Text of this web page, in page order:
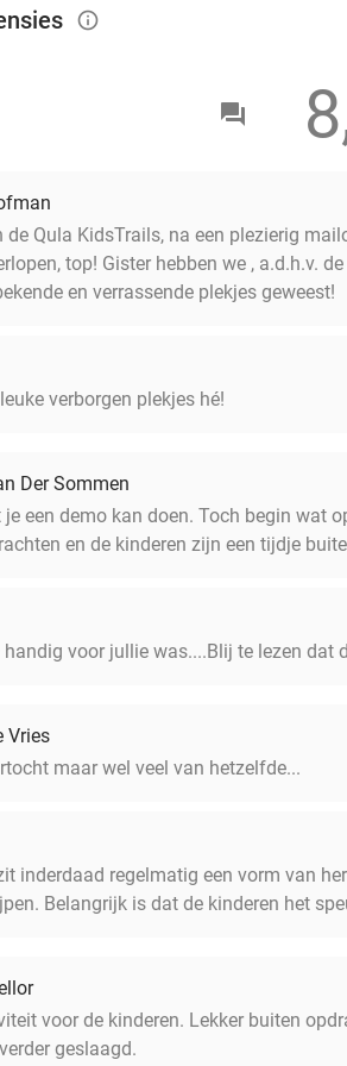
info_outlined
de Qula KidsTrails, na een plezierig
top! Gister hebben we , a.d.h.v.
en verrassende plekjes geweest!
verborgen plekjes hé!
Der Sommen
een demo kan doen. Toch begin wat
en de kinderen zijn een tijdje
handig voor jullie was....Blij te lezen dat
Vries
maar wel veel van hetzelfde...
inderdaad regelmatig een vorm van
Belangrijk is dat de kinderen het
voor de kinderen. Lekker buiten
geslaagd.